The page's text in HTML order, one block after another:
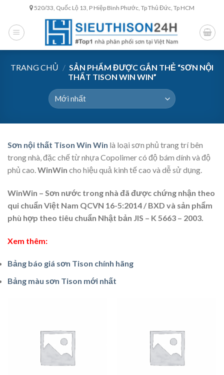
content
520/33, Quốc Lộ 13, P Hiệp Bình Phước, Tp Thủ Đức, Tp HCM
TRANG CHỦ / SẢN PHẨM ĐƯỢC GẮN THẺ “SƠN NỘI
THẤT TISON WIN WIN”
Sơn nội thất Tison Win Win là loại sơn phủ trang trí bên
trong nhà, đặc chế từ nhựa Copolimer có độ bám dính và độ
phủ cao.WinWin cho hiệu quả kinh tế cao và dễ sử dụng.
WinWin – Sơn nước trong nhà đã được chứng nhận theo
qui chuẩn Việt Nam QCVN 16-5:2014 / BXD và sản phẩm
phù hợp theo tiêu chuẩn Nhật bản JIS – K 5663 – 2003.
Xem thêm:
Bảng báo giá sơn Tison chính hãng
Bảng màu sơn Tison mới nhất